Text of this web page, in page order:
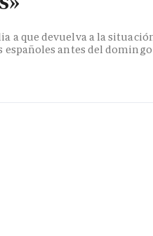
a que devuelva a la
españoles antes del domingo